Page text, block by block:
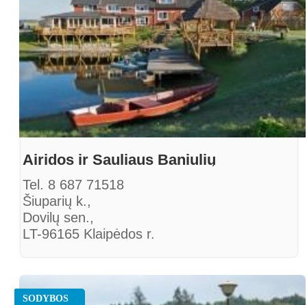
Airidos ir Sauliaus Baniulių
Tel. 8 687 71518
Šiuparių k.,
Dovilų sen.,
LT-96165 Klaipėdos r.
SODYBOS